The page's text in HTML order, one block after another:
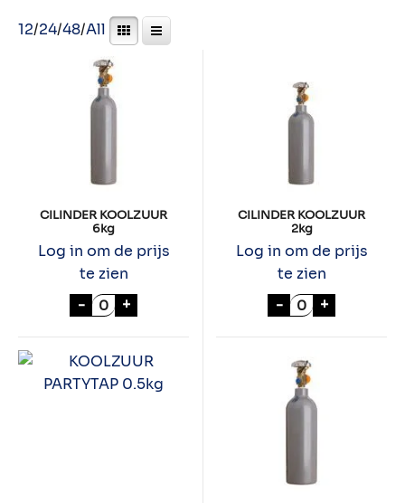
12/24/48/All
CILINDER KOOLZUUR
6kg
Log in om de prijs
te zien
- CILINDER KOOLZUUR 6kg aantal
+
CILINDER KOOLZUUR
2kg
Log in om de prijs
te zien
- CILINDER
+